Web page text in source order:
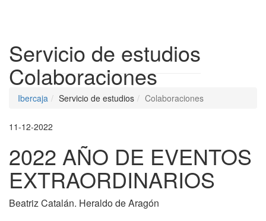
Servicio de estudios
Colaboraciones
Ibercaja Servicio de estudios Colaboraciones
11-12-2022
2022 AÑO DE EVENTOS
EXTRAORDINARIOS
Beatriz Catalán. Heraldo de Aragón